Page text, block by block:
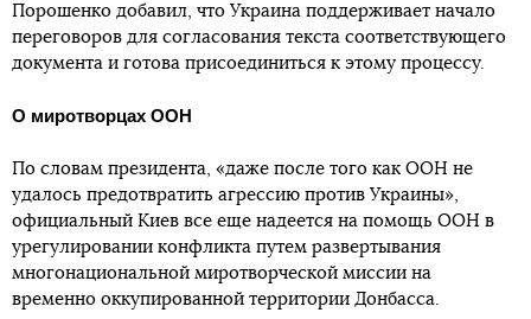
Порошенко добавил, что Украина поддерживает начало
переговоров для согласования текста соответствующего
документа и готова присоединиться к этому процессу.
О миротворцах ООН
По словам президента, «даже после того как ООН не
удалось предотвратить агрессию против Украины»,
официальный Киев все еще надеется на помощь ООН в
урегулировании конфликта путем развертывания
многонациональной миротворческой миссии на
временно оккупированной территории Донбасса.